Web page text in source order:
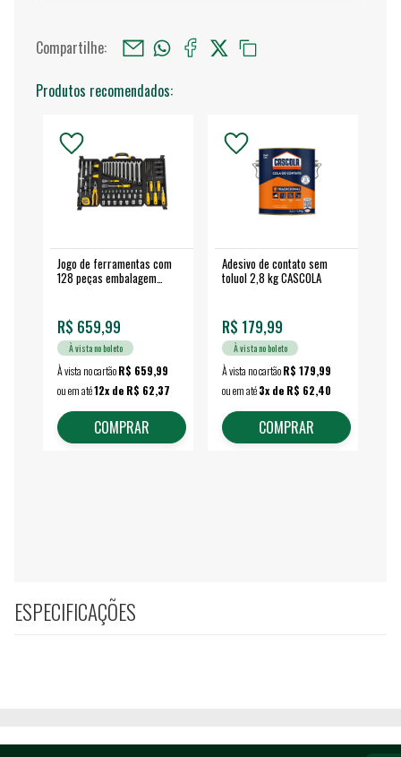
Compartilhe:
Produtos recomendados:
Jogo de ferramentas com
128 peças embalagem
R$ 659,99
À vista no boleto
À vista no cartãoR$ 659,99
ou em até12x de R$ 62,37
COMPRAR
Adesivo de contato sem
toluol 2,8 kg CASCOLA
R$ 179,99
À vista no boleto
À vista no cartãoR$ 179,99
ou em até3x de R$ 62,40
COMPRAR
ESPECIFICAÇÕES